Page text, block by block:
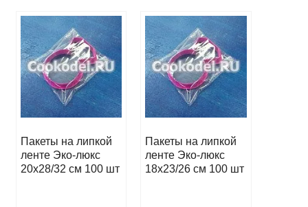
Пакеты на липкой
ленте Эко-люкс
20х28/32 см 100 шт
Пакеты на липкой
ленте Эко-люкс
18х23/26 см 100 шт